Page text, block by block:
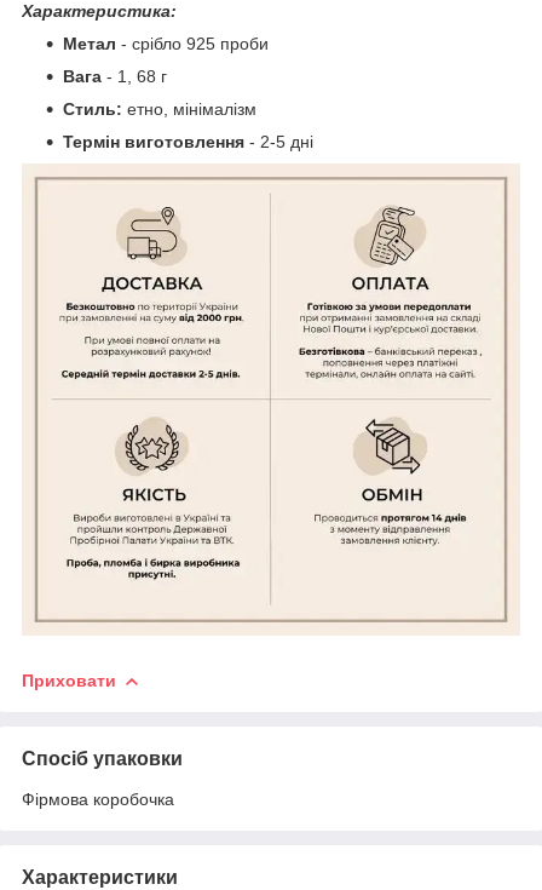
Характеристика:
Метал - срібло 925 проби
Вага - 1, 68 г
Стиль: етно, мінімалізм
Термін виготовлення - 2-5 дні
Приховати
Спосіб упаковки
Фірмова коробочка
Характеристики